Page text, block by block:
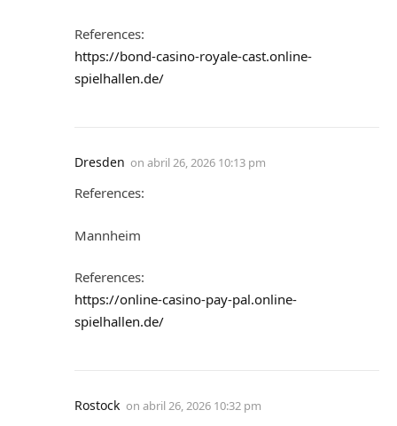
References:
https://bond-casino-royale-cast.online-
spielhallen.de/
Dresden on abril 26, 2026 10:13 pm
References:
Mannheim
References:
https://online-casino-pay-pal.online-
spielhallen.de/
Rostock on abril 26, 2026 10:32 pm